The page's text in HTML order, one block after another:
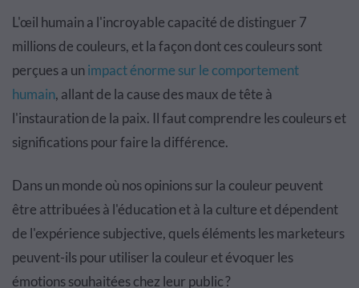
L'œil humain a l'incroyable capacité de distinguer 7
millions de couleurs, et la façon dont ces couleurs sont
perçues a unimpact énorme sur le comportement
humain, allant de la cause des maux de tête à
l'instauration de la paix. Il faut comprendre les couleurs et
significations pour faire la différence.
Dans un monde où nos opinions sur la couleur peuvent
être attribuées à l'éducation et à la culture et dépendent
de l'expérience subjective, quels éléments les marketeurs
peuvent-ils pour utiliser la couleur et évoquer les
émotions souhaitées chez leur public ?